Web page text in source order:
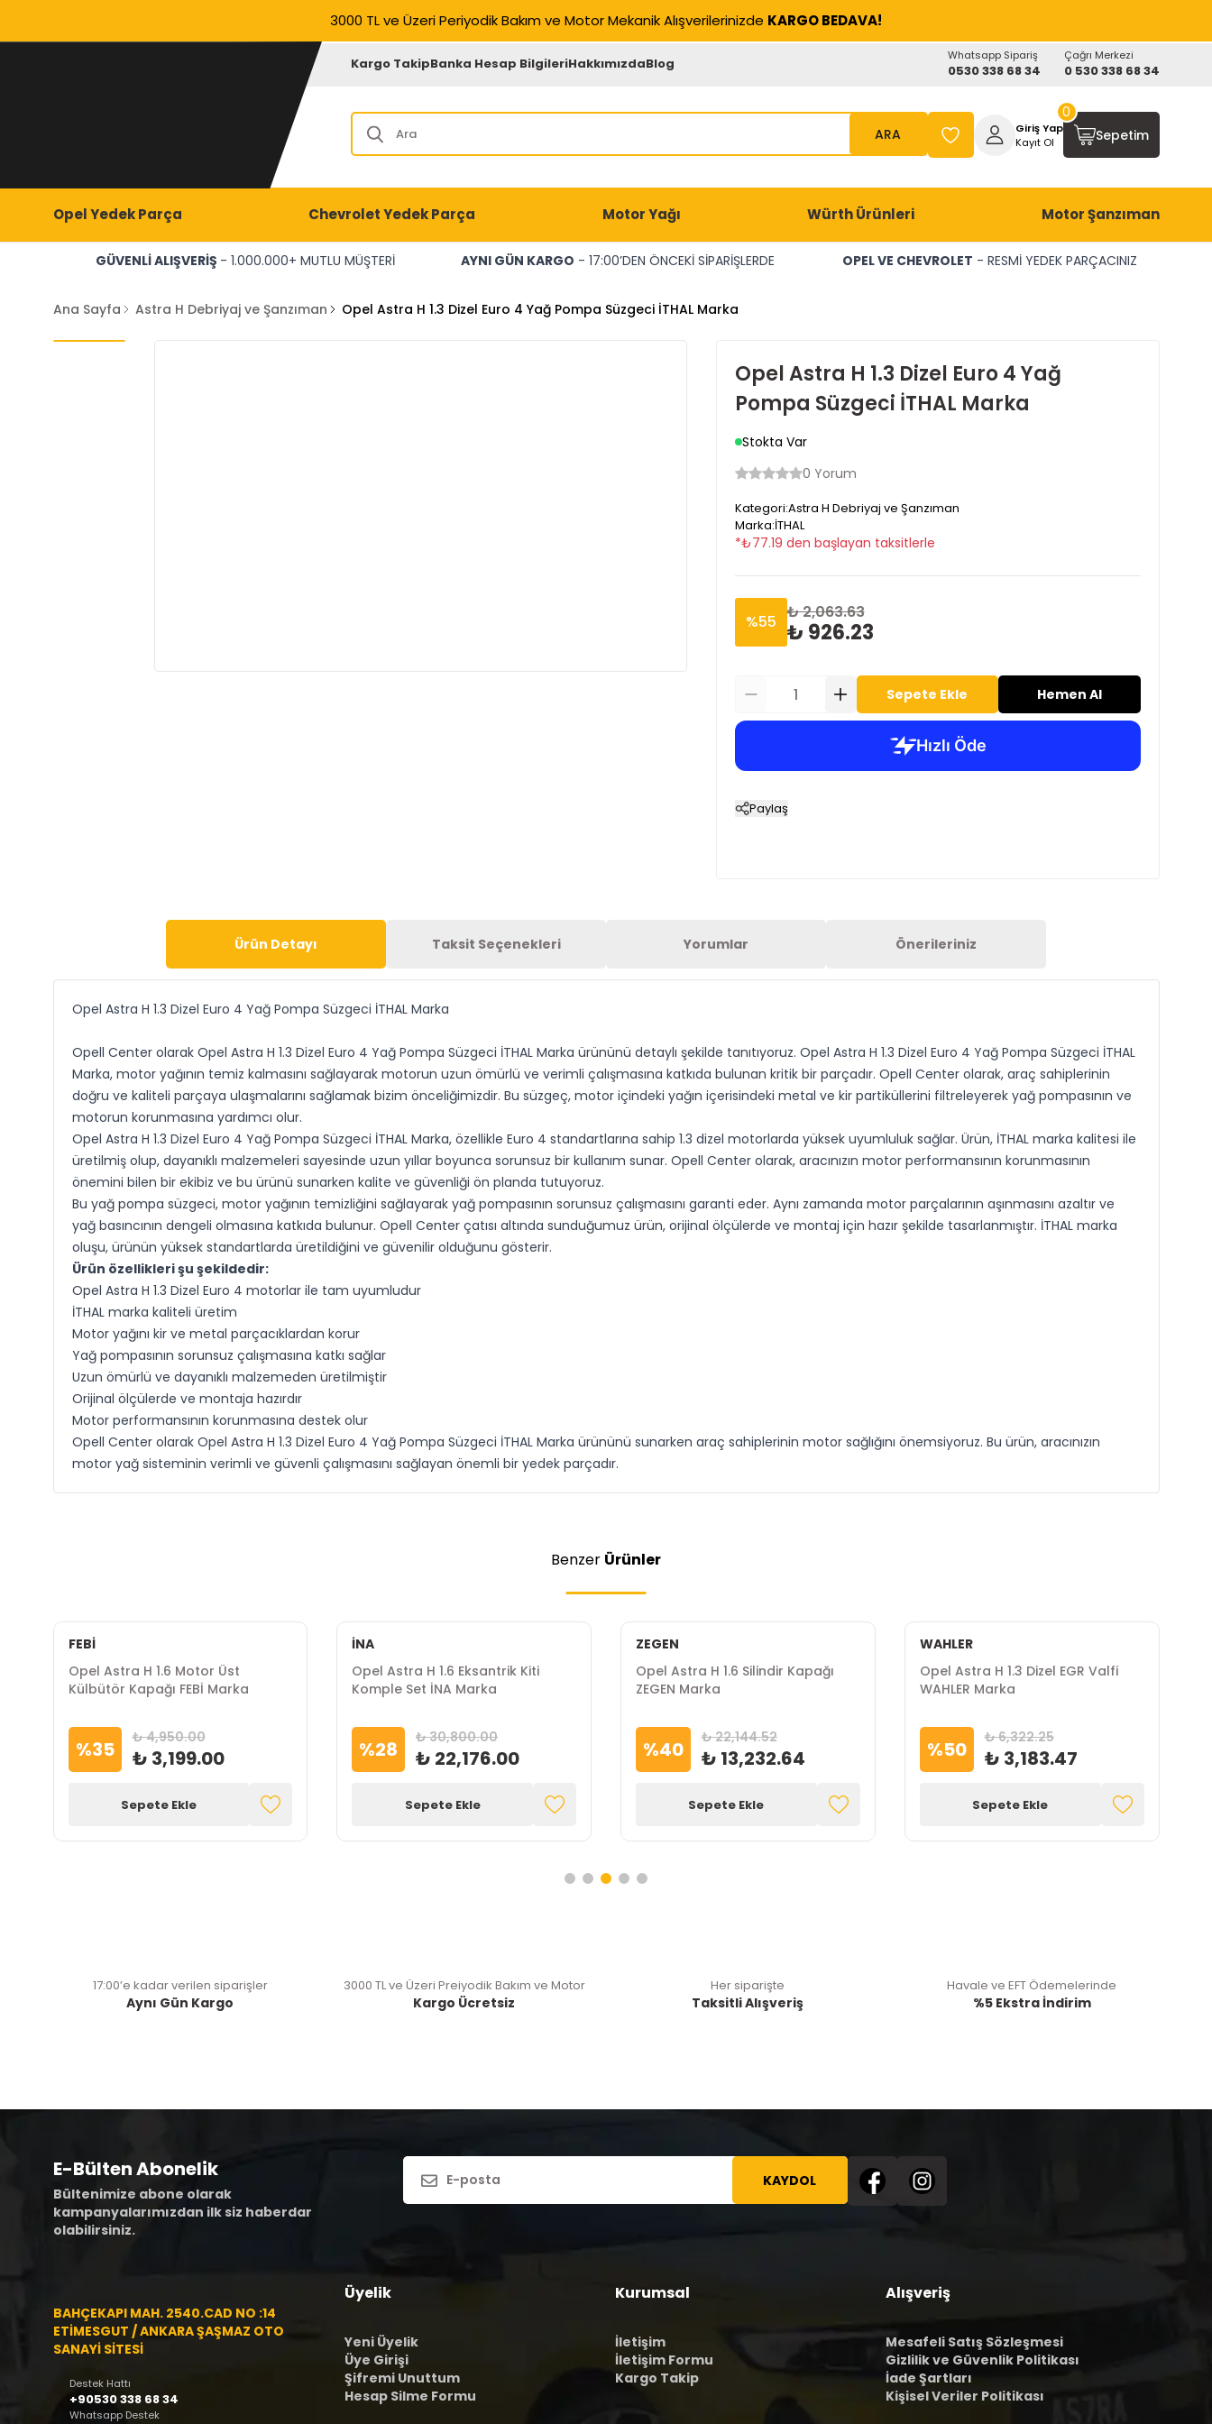
3000 TL ve Üzeri Periyodik Bakım ve Motor Mekanik Alışverilerinizde KARGO BEDAVA!
Kargo TakipBanka Hesap BilgileriHakkımızdaBlog Whatsapp Sipariş
0530 338 68 34
Çağrı Merkezi
0 530 338 68 34
ARA
Giriş Yap
Kayıt Ol
Sepetim
0
Opel Yedek Parça Chevrolet Yedek Parça Motor Yağı Würth Ürünleri Motor Şanzıman
GÜVENLİ ALIŞVERİŞ - 1.000.000+ MUTLU MÜŞTERİ AYNI GÜN KARGO - 17:00’DEN ÖNCEKİ SİPARİŞLERDE OPEL VE CHEVROLET - RESMİ YEDEK PARÇACINIZ
Ana Sayfa Astra H Debriyaj ve Şanzıman Opel Astra H 1.3 Dizel Euro 4 Yağ Pompa Süzgeci İTHAL Marka
Opel Astra H 1.3 Dizel Euro 4 Yağ
Pompa Süzgeci İTHAL Marka
Stokta Var
0 Yorum
Kategori:Astra H Debriyaj ve Şanzıman
Marka:İTHAL
*₺77.19 den başlayan taksitlerle
%55 ₺ 2,063.63
₺ 926.23
Sepete Ekle Hemen Al
Paylaş
Ürün Detayı Taksit Seçenekleri Yorumlar Önerileriniz
Opel Astra H 1.3 Dizel Euro 4 Yağ Pompa Süzgeci İTHAL Marka
Opell Center olarak Opel Astra H 1.3 Dizel Euro 4 Yağ Pompa Süzgeci İTHAL Marka ürününü detaylı şekilde tanıtıyoruz. Opel Astra H 1.3 Dizel Euro 4 Yağ Pompa Süzgeci İTHAL
Marka, motor yağının temiz kalmasını sağlayarak motorun uzun ömürlü ve verimli çalışmasına katkıda bulunan kritik bir parçadır. Opell Center olarak, araç sahiplerinin
doğru ve kaliteli parçaya ulaşmalarını sağlamak bizim önceliğimizdir. Bu süzgeç, motor içindeki yağın içerisindeki metal ve kir partiküllerini filtreleyerek yağ pompasının ve
motorun korunmasına yardımcı olur.
Opel Astra H 1.3 Dizel Euro 4 Yağ Pompa Süzgeci İTHAL Marka, özellikle Euro 4 standartlarına sahip 1.3 dizel motorlarda yüksek uyumluluk sağlar. Ürün, İTHAL marka kalitesi ile
üretilmiş olup, dayanıklı malzemeleri sayesinde uzun yıllar boyunca sorunsuz bir kullanım sunar. Opell Center olarak, aracınızın motor performansının korunmasının
önemini bilen bir ekibiz ve bu ürünü sunarken kalite ve güvenliği ön planda tutuyoruz.
Bu yağ pompa süzgeci, motor yağının temizliğini sağlayarak yağ pompasının sorunsuz çalışmasını garanti eder. Aynı zamanda motor parçalarının aşınmasını azaltır ve
yağ basıncının dengeli olmasına katkıda bulunur. Opell Center çatısı altında sunduğumuz ürün, orijinal ölçülerde ve montaj için hazır şekilde tasarlanmıştır. İTHAL marka
oluşu, ürünün yüksek standartlarda üretildiğini ve güvenilir olduğunu gösterir.
Ürün özellikleri şu şekildedir:
Opel Astra H 1.3 Dizel Euro 4 motorlar ile tam uyumludur
İTHAL marka kaliteli üretim
Motor yağını kir ve metal parçacıklardan korur
Yağ pompasının sorunsuz çalışmasına katkı sağlar
Uzun ömürlü ve dayanıklı malzemeden üretilmiştir
Orijinal ölçülerde ve montaja hazırdır
Motor performansının korunmasına destek olur
Opell Center olarak Opel Astra H 1.3 Dizel Euro 4 Yağ Pompa Süzgeci İTHAL Marka ürününü sunarken araç sahiplerinin motor sağlığını önemsiyoruz. Bu ürün, aracınızın
motor yağ sisteminin verimli ve güvenli çalışmasını sağlayan önemli bir yedek parçadır.
Benzer Ürünler
FEBİ
Opel Astra H 1.6 Motor Üst
Külbütör Kapağı FEBİ Marka
%35 ₺ 4,950.00
₺ 3,199.00
Sepete Ekle
İNA
Opel Astra H 1.6 Eksantrik Kiti
Komple Set İNA Marka
%28 ₺ 30,800.00
₺ 22,176.00
Sepete Ekle
ZEGEN
Opel Astra H 1.6 Silindir Kapağı
ZEGEN Marka
%40 ₺ 22,144.52
₺ 13,232.64
Sepete Ekle
WAHLER
Opel Astra H 1.3 Dizel EGR Valfi
WAHLER Marka
%50 ₺ 6,322.25
₺ 3,183.47
Sepete Ekle
17:00’e kadar verilen siparişler
Aynı Gün Kargo
3000 TL ve Üzeri Preiyodik Bakım ve Motor
Kargo Ücretsiz
Her siparişte
Taksitli Alışveriş
Havale ve EFT Ödemelerinde
%5 Ekstra İndirim
E-Bülten Abonelik
Bültenimize abone olarak
kampanyalarımızdan ilk siz haberdar
olabilirsiniz.
KAYDOL
BAHÇEKAPI MAH. 2540.CAD NO :14
ETİMESGUT / ANKARA ŞAŞMAZ OTO
SANAYİ SİTESİ
Destek Hattı
+90530 338 68 34
Whatsapp Destek
Üyelik
Yeni Üyelik
Üye Girişi
Şifremi Unuttum
Hesap Silme Formu
Kurumsal
İletişim
İletişim Formu
Kargo Takip
Alışveriş
Mesafeli Satış Sözleşmesi
Gizlilik ve Güvenlik Politikası
İade Şartları
Kişisel Veriler Politikası